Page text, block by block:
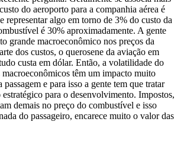
do aeroporto para a companhia aérea é
representar algo em torno de 3% do custo da
é 30% aproximadamente. A gente
grande macroeconômico nos preços da
dos custos, o querosene da aviação em
custa em dólar. Então, a volatilidade do
têm um impacto muito
e para isso a gente tem que tratar
estratégico para o desenvolvimento. Impostos,
demais no preço do combustível e isso
do passageiro, encarece muito o valor das